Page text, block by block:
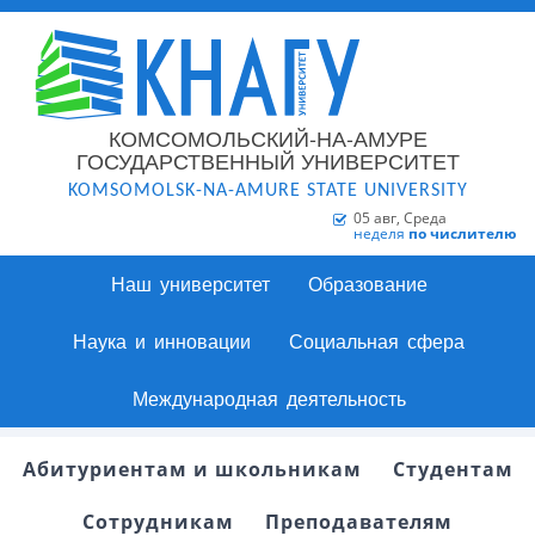
КОМСОМОЛЬСКИЙ-НА-АМУРЕ
ГОСУДАРСТВЕННЫЙ УНИВЕРСИТЕТ
KOMSOMOLSK-NA-AMURE STATE UNIVERSITY
05 авг, Среда
неделя по числителю
Наш университет Образование
Наука и инновации Социальная сфера
Международная деятельность
Абитуриентам и школьникам
Студентам
Сотрудникам
Преподавателям